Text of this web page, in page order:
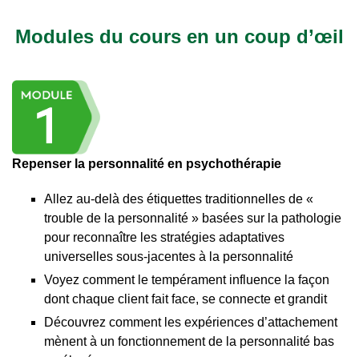
Modules du cours en un coup d’œil
Repenser la personnalité en psychothérapie
Allez au-delà des étiquettes traditionnelles de «
trouble de la personnalité » basées sur la pathologie
pour reconnaître les stratégies adaptatives
universelles sous-jacentes à la personnalité
Voyez comment le tempérament influence la façon
dont chaque client fait face, se connecte et grandit
Découvrez comment les expériences d’attachement
mènent à un fonctionnement de la personnalité bas